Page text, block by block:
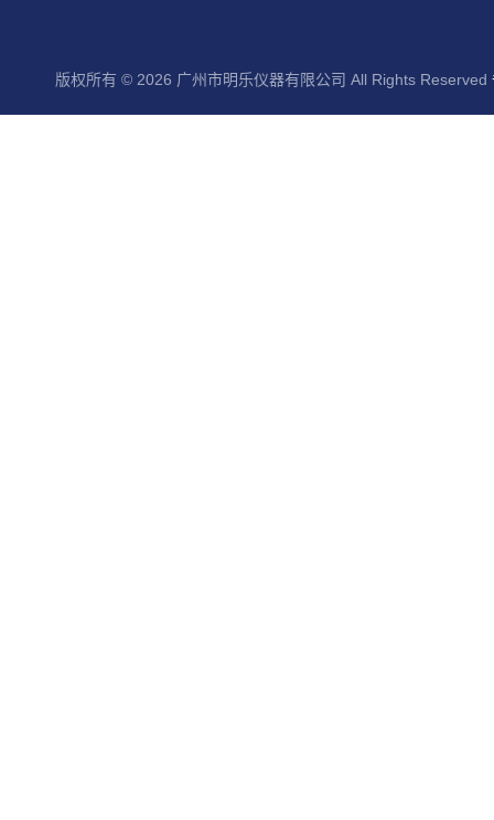
版权所有 © 2026 广州市明乐仪器有限公司 All Rights Reserved